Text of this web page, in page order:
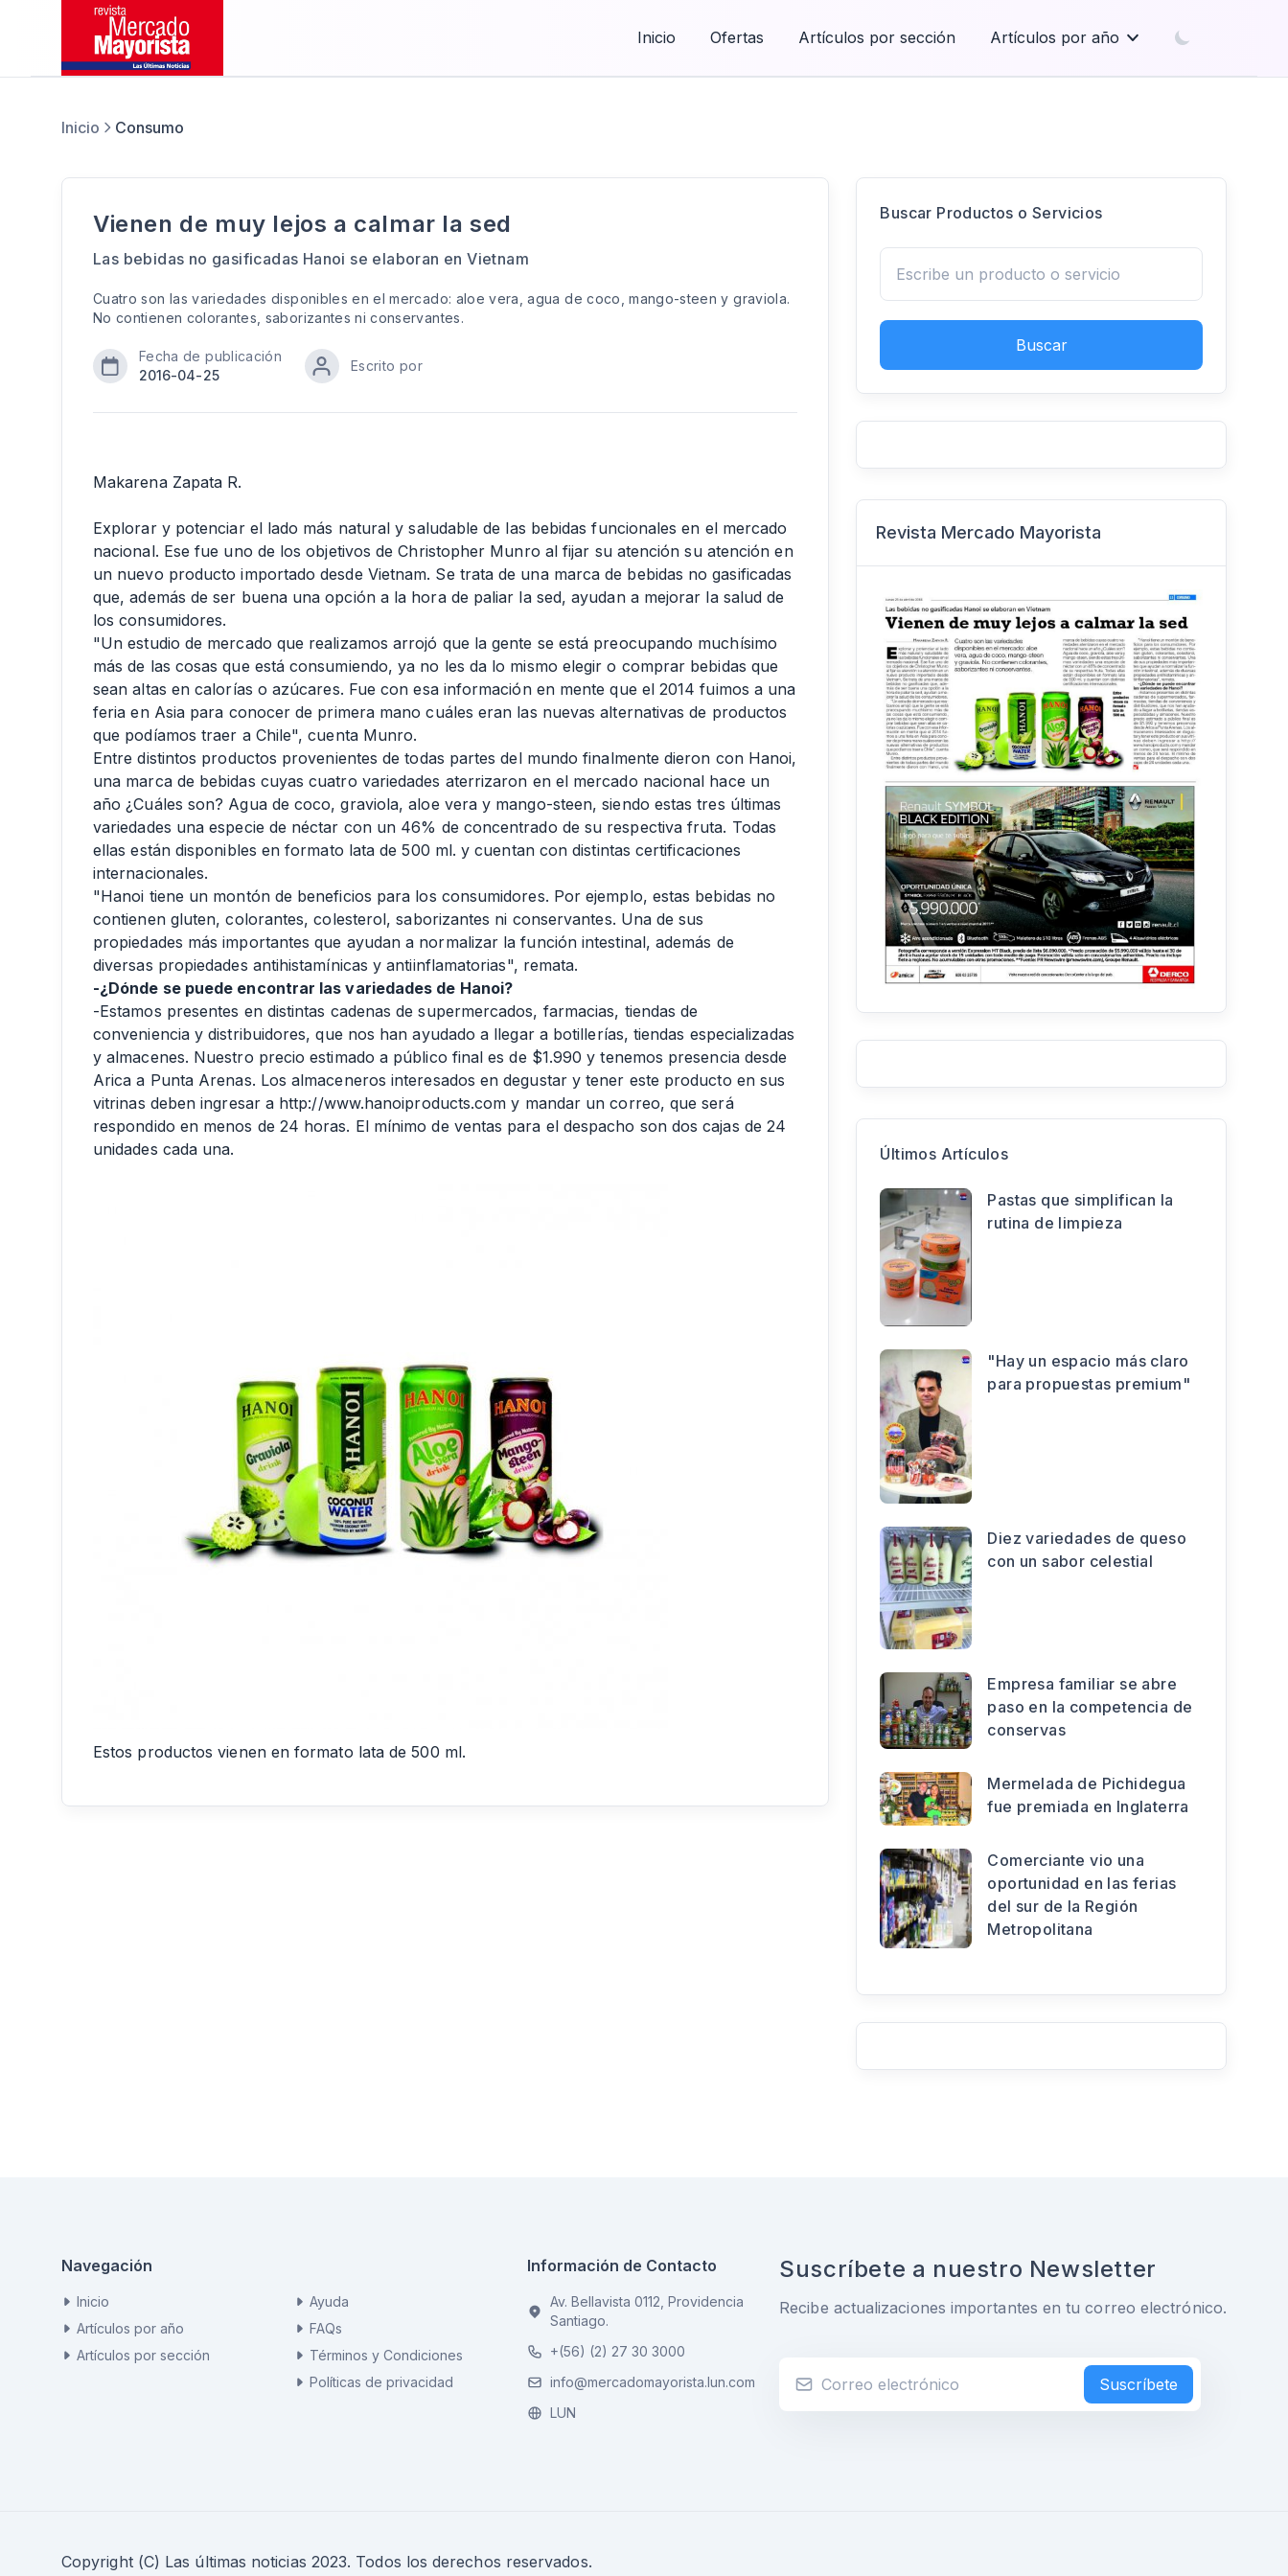
Inicio Ofertas Artículos por sección Artículos por año
Inicio Consumo
Vienen de muy lejos a calmar la sed
Las bebidas no gasificadas Hanoi se elaboran en Vietnam
Cuatro son las variedades disponibles en el mercado: aloe vera, agua de coco, mango-steen y graviola.
No contienen colorantes, saborizantes ni conservantes.
Fecha de publicación
2016-04-25
Escrito por
Makarena Zapata R.
Explorar y potenciar el lado más natural y saludable de las bebidas funcionales en el mercado
nacional. Ese fue uno de los objetivos de Christopher Munro al fijar su atención su atención en
un nuevo producto importado desde Vietnam. Se trata de una marca de bebidas no gasificadas
que, además de ser buena una opción a la hora de paliar la sed, ayudan a mejorar la salud de
los consumidores.
"Un estudio de mercado que realizamos arrojó que la gente se está preocupando muchísimo
más de las cosas que está consumiendo, ya no les da lo mismo elegir o comprar bebidas que
sean altas en calorías o azúcares. Fue con esa información en mente que el 2014 fuimos a una
feria en Asia para conocer de primera mano cuáles eran las nuevas alternativas de productos
que podíamos traer a Chile", cuenta Munro.
Entre distintos productos provenientes de todas partes del mundo finalmente dieron con Hanoi,
una marca de bebidas cuyas cuatro variedades aterrizaron en el mercado nacional hace un
año ¿Cuáles son? Agua de coco, graviola, aloe vera y mango-steen, siendo estas tres últimas
variedades una especie de néctar con un 46% de concentrado de su respectiva fruta. Todas
ellas están disponibles en formato lata de 500 ml. y cuentan con distintas certificaciones
internacionales.
"Hanoi tiene un montón de beneficios para los consumidores. Por ejemplo, estas bebidas no
contienen gluten, colorantes, colesterol, saborizantes ni conservantes. Una de sus
propiedades más importantes que ayudan a normalizar la función intestinal, además de
diversas propiedades antihistamínicas y antiinflamatorias", remata.
-¿Dónde se puede encontrar las variedades de Hanoi?
-Estamos presentes en distintas cadenas de supermercados, farmacias, tiendas de
conveniencia y distribuidores, que nos han ayudado a llegar a botillerías, tiendas especializadas
y almacenes. Nuestro precio estimado a público final es de $1.990 y tenemos presencia desde
Arica a Punta Arenas. Los almaceneros interesados en degustar y tener este producto en sus
vitrinas deben ingresar a http://www.hanoiproducts.com y mandar un correo, que será
respondido en menos de 24 horas. El mínimo de ventas para el despacho son dos cajas de 24
unidades cada una.
Estos productos vienen en formato lata de 500 ml.
Buscar Productos o Servicios
Buscar
Revista Mercado Mayorista
Últimos Artículos
Pastas que simplifican la
rutina de limpieza
"Hay un espacio más claro
para propuestas premium"
Diez variedades de queso
con un sabor celestial
Empresa familiar se abre
paso en la competencia de
conservas
Mermelada de Pichidegua
fue premiada en Inglaterra
Comerciante vio una
oportunidad en las ferias
del sur de la Región
Metropolitana
Navegación
Inicio
Artículos por año
Artículos por sección
Ayuda
FAQs
Términos y Condiciones
Políticas de privacidad
Información de Contacto
Av. Bellavista 0112, Providencia
Santiago.
+(56) (2) 27 30 3000
info@mercadomayorista.lun.com
LUN
Suscríbete a nuestro Newsletter
Recibe actualizaciones importantes en tu correo electrónico.
Suscríbete
Copyright (C) Las últimas noticias 2023. Todos los derechos reservados.